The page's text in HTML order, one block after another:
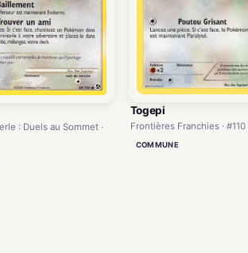
: Duels au Sommet ·
Togepi
Frontières Franchies · #110
COMMUNE